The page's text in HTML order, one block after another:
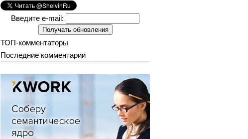
Введите e-mail:
ТОП-комментаторы
Последние комментарии